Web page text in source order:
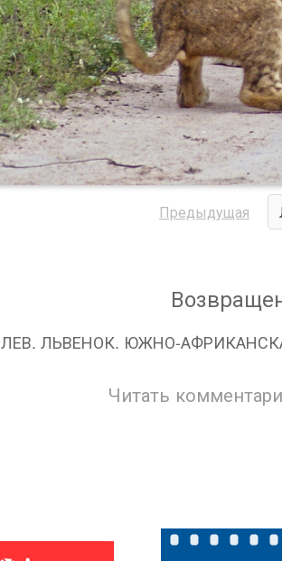
Предыдущая
ЛЕВ. ЛЬВЕНОК. ЮЖНО-
Читать